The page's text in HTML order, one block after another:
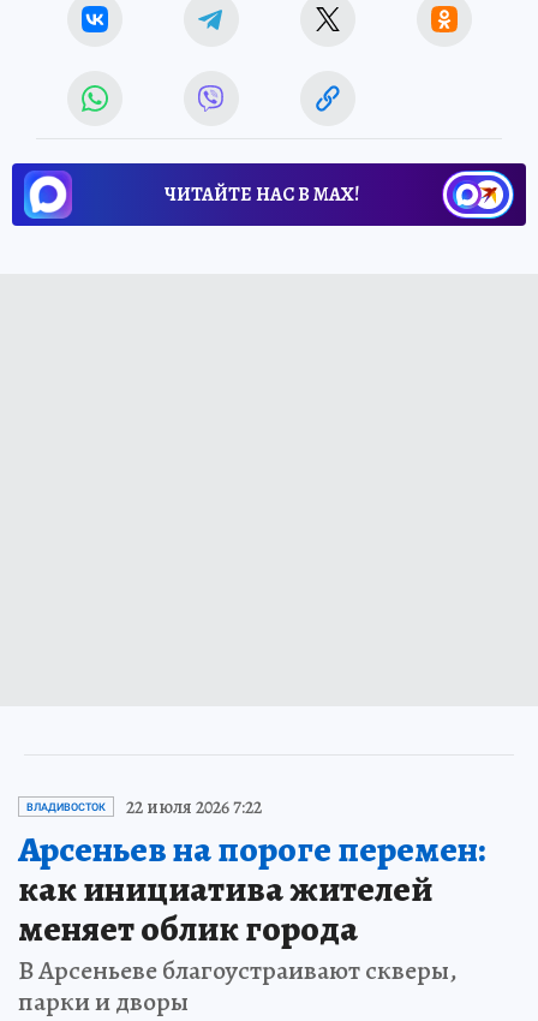
ЧИТАЙТЕ НАС В МАХ!
ВЛАДИВОСТОК 22 июля 2026 7:22
Арсеньев на пороге перемен:
как инициатива жителей
меняет облик города
В Арсеньеве благоустраивают скверы,
парки и дворы